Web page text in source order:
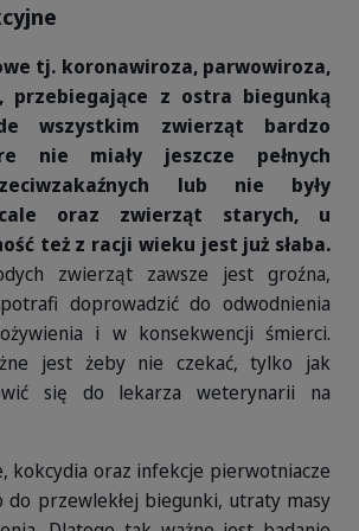
tj. koronawiroza, parwowiroza,
przebiegające z ostra biegunką
wszystkim zwierząt bardzo
nie miały jeszcze pełnych
lub nie były
oraz zwierząt starych, u
też z racji wieku jest już słaba.
zwierząt zawsze jest groźna,
doprowadzić do odwodnienia
i w konsekwencji śmierci.
jest żeby nie czekać, tylko jak
się do lekarza weterynarii na
kokcydia oraz infekcje pierwotniacze
do przewlekłej biegunki, utraty masy